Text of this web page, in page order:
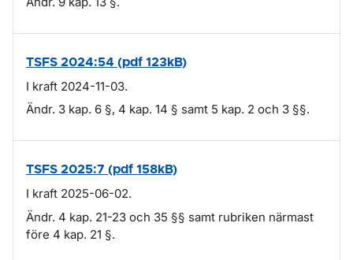
TSFS 2024:54 (pdf 123kB)
I kraft 2024-11-03.
Ändr. 3 kap. 6 §, 4 kap. 14 § samt 5 kap. 2 och 3 §§.
TSFS 2025:7 (pdf 158kB)
I kraft 2025-06-02.
Ändr. 4 kap. 21-23 och 35 §§ samt rubriken närmast
före 4 kap. 21 §.